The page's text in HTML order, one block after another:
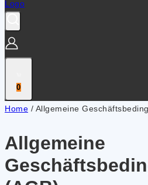
0
Home / Allgemeine
Allgemeine